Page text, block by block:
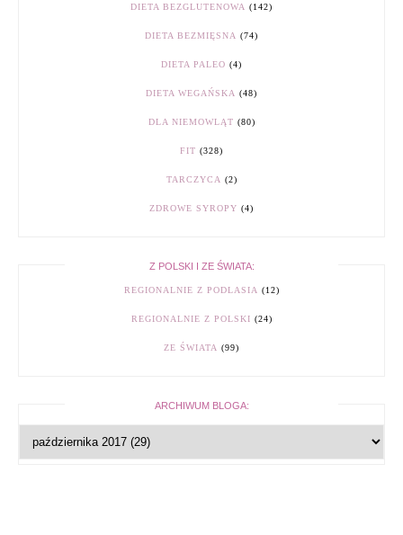
DIETA BEZGLUTENOWA (142)
DIETA BEZMIĘSNA (74)
DIETA PALEO (4)
DIETA WEGAŃSKA (48)
DLA NIEMOWLĄT (80)
FIT (328)
TARCZYCA (2)
ZDROWE SYROPY (4)
Z POLSKI I ZE ŚWIATA:
REGIONALNIE Z PODLASIA (12)
REGIONALNIE Z POLSKI (24)
ZE ŚWIATA (99)
ARCHIWUM BLOGA: